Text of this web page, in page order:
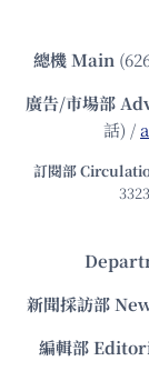
總機Main
廣告/市場部
話) /
訂閱部
新聞採訪部
編輯部